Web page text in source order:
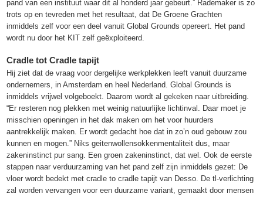
pand van een instituut waar dit al honderd jaar gebeurt.” Rademaker is zo
trots op en tevreden met het resultaat, dat De Groene Grachten
inmiddels zelf voor een deel vanuit Global Grounds opereert. Het pand
wordt nu door het KIT zelf geëxploiteerd.
Cradle tot Cradle tapijt
Hij ziet dat de vraag voor dergelijke werkplekken leeft vanuit duurzame
ondernemers, in Amsterdam en heel Nederland. Global Grounds is
inmiddels vrijwel volgeboekt. Daarom wordt al gekeken naar uitbreiding.
“Er resteren nog plekken met weinig natuurlijke lichtinval. Daar moet je
misschien openingen in het dak maken om het voor huurders
aantrekkelijk maken. Er wordt gedacht hoe dat in zo’n oud gebouw zou
kunnen en mogen.” Niks geitenwollensokkenmentaliteit dus, maar
zakeninstinct pur sang. Een groen zakeninstinct, dat wel. Ook de eerste
stappen naar verduurzaming van het pand zelf zijn inmiddels gezet: De
vloer wordt bedekt met cradle to cradle tapijt van Desso. De tl-verlichting
zal worden vervangen voor een duurzame variant, gemaakt door mensen